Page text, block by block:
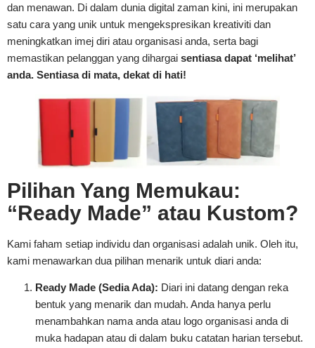
dan menawan. Di dalam dunia digital zaman kini, ini merupakan
satu cara yang unik untuk mengekspresikan kreativiti dan
meningkatkan imej diri atau organisasi anda, serta bagi
memastikan pelanggan yang dihargai sentiasa dapat ‘melihat’
anda. Sentiasa di mata, dekat di hati!
Pilihan Yang Memukau:
“Ready Made” atau Kustom?
Kami faham setiap individu dan organisasi adalah unik. Oleh itu,
kami menawarkan dua pilihan menarik untuk diari anda:
Ready Made (Sedia Ada): Diari ini datang dengan reka
bentuk yang menarik dan mudah. Anda hanya perlu
menambahkan nama anda atau logo organisasi anda di
muka hadapan atau di dalam buku catatan harian tersebut.